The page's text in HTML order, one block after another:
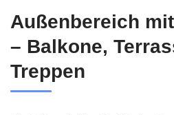
Außenbereich
– Balkone,
Treppen